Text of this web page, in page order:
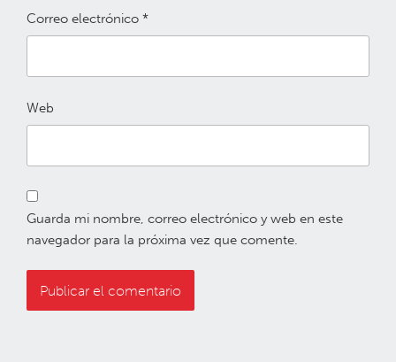
Correo electrónico *
Web
Guarda mi nombre, correo electrónico y web en este
navegador para la próxima vez que comente.